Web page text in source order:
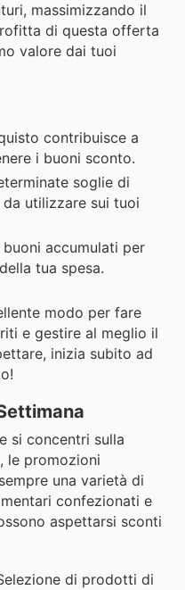
massimizzando il
di questa offerta
valore dai tuoi
contribuisce a
i buoni sconto.
soglie di
utilizzare sui tuoi
accumulati per
tua spesa.
modo per fare
e gestire al meglio il
inizia subito ad
si concentri sulla
le promozioni
una varietà di
confezionati e
aspettarsi sconti
di prodotti di